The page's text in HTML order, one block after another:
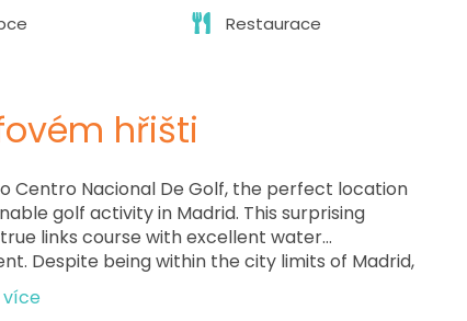
Restaurace
hřišti
Centro Nacional De Golf, the perfect location
golf activity in Madrid. This surprising
links course with excellent water
Despite being within the city limits of Madrid,
scenario that seems to come straight from
It's no wonder that it hosted the Spanish
více